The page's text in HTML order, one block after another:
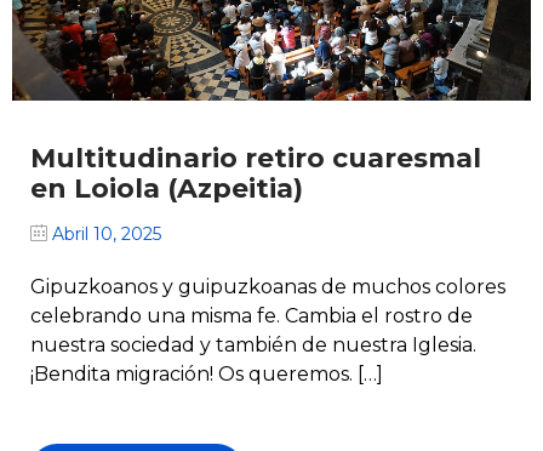
Multitudinario retiro cuaresmal
en Loiola (Azpeitia)
Abril 10, 2025
Gipuzkoanos y guipuzkoanas de muchos colores
celebrando una misma fe. Cambia el rostro de
nuestra sociedad y también de nuestra Iglesia.
¡Bendita migración! Os queremos. […]